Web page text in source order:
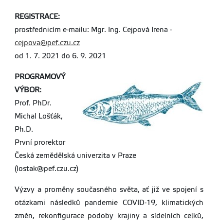
REGISTRACE:
prostřednicím e-mailu: Mgr. Ing. Cejpová Irena -
cejpova@pef.czu.cz
od 1. 7. 2021 do 6. 9. 2021
PROGRAMOVÝ
VÝBOR:
Prof. PhDr.
Michal Lošťák,
Ph.D.
První prorektor
Česká zemědělská univerzita v Praze
(lostak@pef.czu.cz)
Výzvy a proměny současného světa, ať již ve spojení s
otázkami následků pandemie COVID-19, klimatických
změn, rekonfigurace podoby krajiny a sídelních celků,